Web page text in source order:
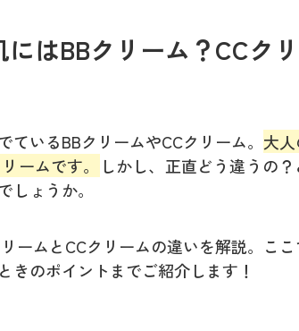
はBBクリーム？CCク
ているBBクリームやCCクリーム。 大
ームです。
しかし、正直どう違うの
しょうか。
ームとCCクリームの違いを解説。こ
きのポイントまでご紹介します！